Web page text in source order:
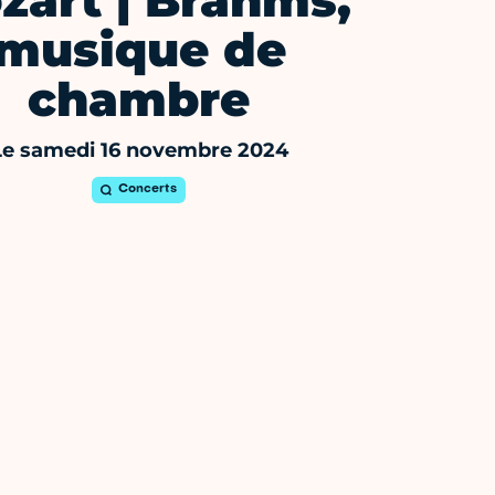
de
chambre
samedi 16 novembre 2024
Concerts